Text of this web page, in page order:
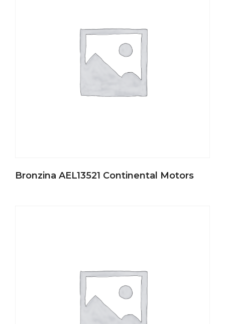
Bronzina AEL13521 Continental Motors